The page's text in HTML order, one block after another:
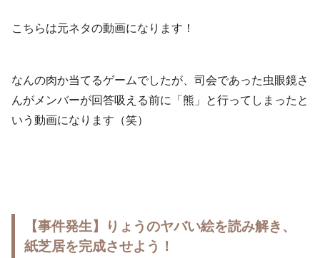
こちらは元ネタの動画になります！
なんの肉か当てるゲームでしたが、司会であった虫眼鏡さ
んがメンバーが回答吸える前に「熊」と行ってしまったと
いう動画になります（笑）
【事件発生】りょうのヤバい絵を読み解き、
紙芝居を完成させよう！